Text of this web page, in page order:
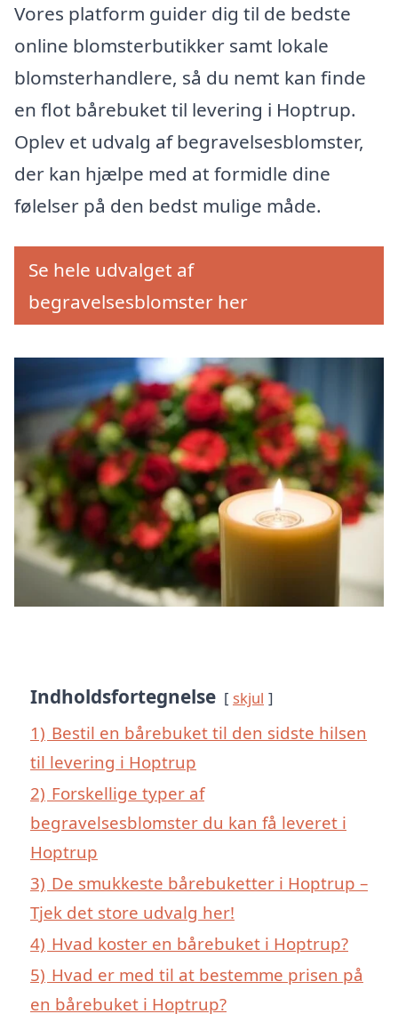
Vores platform guider dig til de bedste
online blomsterbutikker samt lokale
blomsterhandlere, så du nemt kan finde
en flot bårebuket til levering i Hoptrup.
Oplev et udvalg af begravelsesblomster,
der kan hjælpe med at formidle dine
følelser på den bedst mulige måde.
Se hele udvalget af
begravelsesblomster her
Indholdsfortegnelse skjul
1) Bestil en bårebuket til den sidste hilsen
til levering i Hoptrup
2) Forskellige typer af
begravelsesblomster du kan få leveret i
Hoptrup
3) De smukkeste bårebuketter i Hoptrup –
Tjek det store udvalg her!
4) Hvad koster en bårebuket i Hoptrup?
5) Hvad er med til at bestemme prisen på
en bårebuket i Hoptrup?